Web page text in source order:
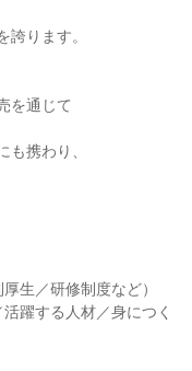
ります。
を通じて
携わり、
生／研修制度など）
躍する人材／身につく